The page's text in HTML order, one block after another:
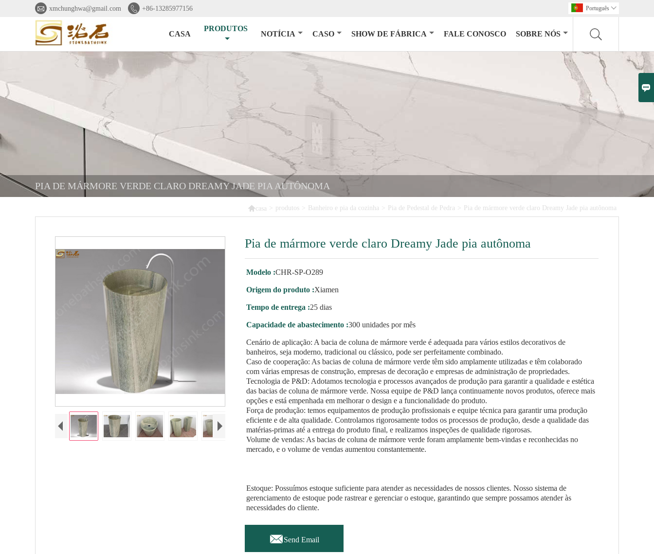

 xmchunghwa@gmail.com  +86-13285977156 Português 
CASA
PRODUTOS
NOTÍCIA CASO SHOW DE FÁBRICA FALE CONOSCO SOBRE NÓS
PIA DE MÁRMORE VERDE CLARO DREAMY JADE PIA AUTÔNOMA
casa > produtos > Banheiro e pia da cozinha > Pia de Pedestal de Pedra > Pia de mármore verde claro Dreamy Jade pia autônoma
Pia de mármore verde claro Dreamy Jade pia autônoma
Modelo :CHR-SP-O289
Origem do produto :Xiamen
Tempo de entrega :25 dias
Capacidade de abastecimento :300 unidades por mês
Cenário de aplicação: A bacia de coluna de mármore verde é adequada para vários estilos decorativos de
banheiros, seja moderno, tradicional ou clássico, pode ser perfeitamente combinado.
Caso de cooperação: As bacias de coluna de mármore verde têm sido amplamente utilizadas e têm colaborado
com várias empresas de construção, empresas de decoração e empresas de administração de propriedades.
Tecnologia de P&D: Adotamos tecnologia e processos avançados de produção para garantir a qualidade e estética
das bacias de coluna de mármore verde. Nossa equipe de P&D lança continuamente novos produtos, oferece mais
opções e está empenhada em melhorar o design e a funcionalidade do produto.
Força de produção: temos equipamentos de produção profissionais e equipe técnica para garantir uma produção
eficiente e de alta qualidade. Controlamos rigorosamente todos os processos de produção, desde a qualidade das
matérias-primas até a entrega do produto final, e realizamos inspeções de qualidade rigorosas.
Volume de vendas: As bacias de coluna de mármore verde foram amplamente bem-vindas e reconhecidas no
mercado, e o volume de vendas aumentou constantemente.
Estoque: Possuímos estoque suficiente para atender as necessidades de nossos clientes. Nosso sistema de
gerenciamento de estoque pode rastrear e gerenciar o estoque, garantindo que sempre possamos atender às
necessidades do cliente.
Send Email